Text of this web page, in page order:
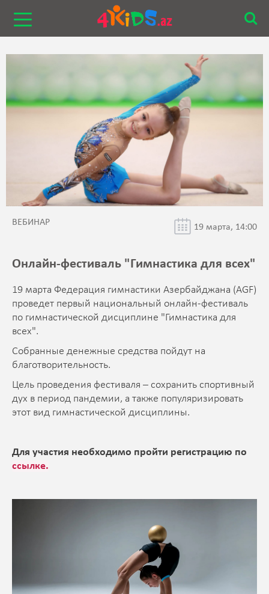
ВЕБИНАР 19 марта, 14:00
Онлайн-фестиваль "Гимнастика для всех"
19 марта Федерация гимнастики Азербайджана (AGF)
проведет первый национальный онлайн-фестиваль
по гимнастической дисциплине "Гимнастика для
всех".
Собранные денежные средства пойдут на
благотворительность.
Цель проведения фестиваля – сохранить спортивный
дух в период пандемии, а также популяризировать
этот вид гимнастической дисциплины.
Для участия необходимо пройти регистрацию по
ссылке.